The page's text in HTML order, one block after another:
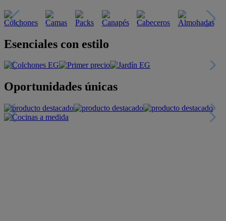
Esenciales con estilo
Oportunidades únicas